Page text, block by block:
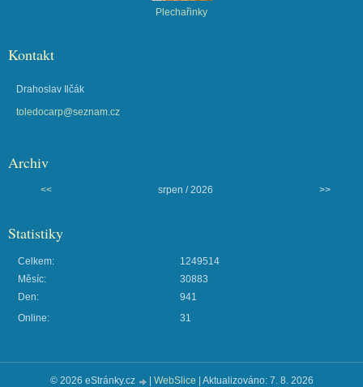
Plechařinky
Kontakt
Drahoslav Ilčák
toledocarp@seznam.cz
Archiv
<< srpen / 2026 >>
Statistiky
Online: 31
Celkem:
1249514
Měsíc:
30883
Den:
941
© 2026 eStránky.cz WebSlice Aktualizováno: 7. 8. 2026